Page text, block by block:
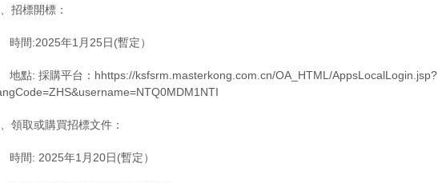
招標開標：
間:2025年1月25日(暫定）
點: 採購平台：hhttps://ksfsrm.masterkong.com.cn/OA_HTML/AppsLocalLogin.jsp?
領取或購買招標文件：
間: 2025年1月20日(暫定）